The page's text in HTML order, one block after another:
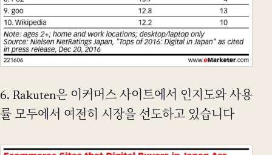
6. Rakuten은 이커머스 사이트에서 인지도와 사용
률 모두에서 여전히 시장을 선도하고 있습니다